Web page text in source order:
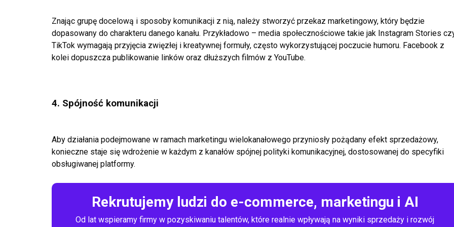
Znając grupę docelową i sposoby komunikacji z nią, należy stworzyć przekaz marketingowy, który będzie
dopasowany do charakteru danego kanału. Przykładowo – media społecznościowe takie jak Instagram Stories
TikTok wymagają przyjęcia zwięzłej i kreatywnej formuły, często wykorzystującej poczucie humoru. Facebook z
kolei dopuszcza publikowanie linków oraz dłuższych filmów z YouTube.
4. Spójność komunikacji
Aby działania podejmowane w ramach marketingu wielokanałowego przyniosły pożądany efekt sprzedażowy,
konieczne staje się wdrożenie w każdym z kanałów spójnej polityki komunikacyjnej, dostosowanej do specyfiki
obsługiwanej platformy.
Rekrutujemy ludzi do e-commerce, marketingu i AI
Od lat wspieramy firmy w pozyskiwaniu talentów, które realnie wpływają na wyniki sprzedaży i rozwój